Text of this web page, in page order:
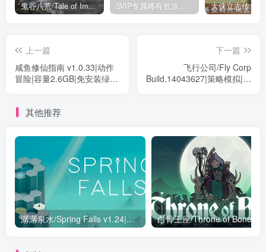
鬼谷八荒/Tale of Immortal v1.2.105.259|角色扮演|容量27.4GB|免安装绿色中文版 SVIP专属稀有资源下载 – 持续更新中
上一篇
咸鱼修仙指南 v1.0.33|动作
冒险|容量2.6GB|免安装绿色
下一篇
飞行公司/Fly Corp
Build.14043627|策略模拟|容
其他推荐
潺潺泉水/Spring Falls v1.24|休闲益智|容量395MB|免安装绿色中文版